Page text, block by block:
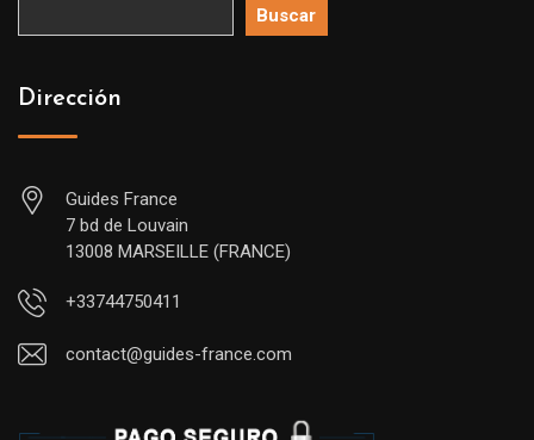
Buscar
Dirección
Guides France
7 bd de Louvain
13008 MARSEILLE (FRANCE)
+33744750411
contact@guides-france.com